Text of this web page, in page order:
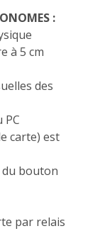
:
à 5 cm
des
carte) est
du bouton
par relais